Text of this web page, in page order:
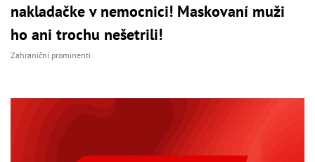
nakladačke v nemocnici! Maskovaní muži
ho ani trochu nešetrili!
Zahraniční prominenti